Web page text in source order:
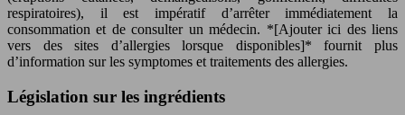
respiratoires), il est impératif d’arrêter immédiatement la
consommation et de consulter un médecin. *[Ajouter ici des liens
vers des sites d’allergies lorsque disponibles]* fournit plus
d’information sur les symptomes et traitements des allergies.
Législation sur les ingrédients